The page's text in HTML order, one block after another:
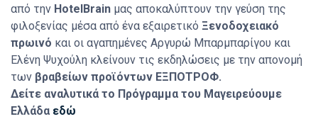
από την HotelBrain μας αποκαλύπτουν την γεύση της
φιλοξενίας μέσα από ένα εξαιρετικό Ξενοδοχειακό
πρωινό και οι αγαπημένες Αργυρώ Μπαρμπαρίγου και
Ελένη Ψυχούλη κλείνουν τις εκδηλώσεις με την απονομή
των βραβείων προϊόντων ΕΞΠΟΤΡΟΦ.
Δείτε αναλυτικά το Πρόγραμμα του Μαγειρεύουμε
Ελλάδα εδώ